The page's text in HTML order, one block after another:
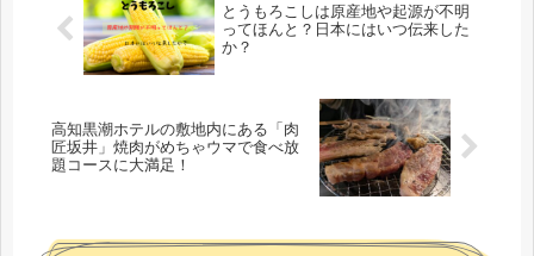
とうもろこしは原産地や起源が不明
ってほんと？日本にはいつ伝来した
か？
高知黒潮ホテルの敷地内にある「肉
匠坂井」焼肉がめちゃウマで食べ放
題コースに大満足！